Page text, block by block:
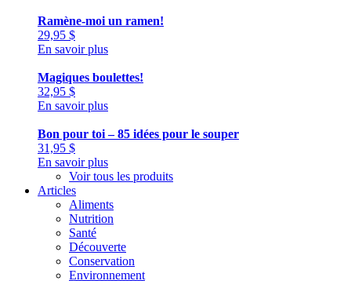
Ramène-moi un ramen!
29,95 $
En savoir plus
Magiques boulettes!
32,95 $
En savoir plus
Bon pour toi – 85 idées pour le souper
31,95 $
En savoir plus
Voir tous les produits
Articles
Aliments
Nutrition
Santé
Découverte
Conservation
Environnement